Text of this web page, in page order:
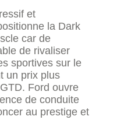
et
la Dark
car de
de rivaliser
sportives sur le
un prix plus
Ford ouvre
de conduite
au prestige et